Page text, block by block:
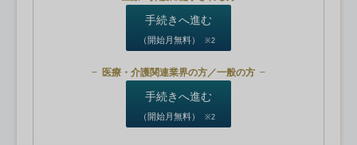
手続きへ進む
（開始月無料） ※2
医療・介護関連業界の方／一般の方
手続きへ進む
（開始月無料） ※2